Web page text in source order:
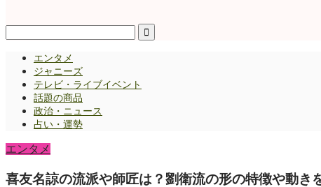
エンタメ
ジャニーズ
テレビ・ライブイベント
話題の商品
政治・ニュース
占い・運勢
エンタメ
喜友名諒の流派や師匠は？劉衛流の形の特徴や動き